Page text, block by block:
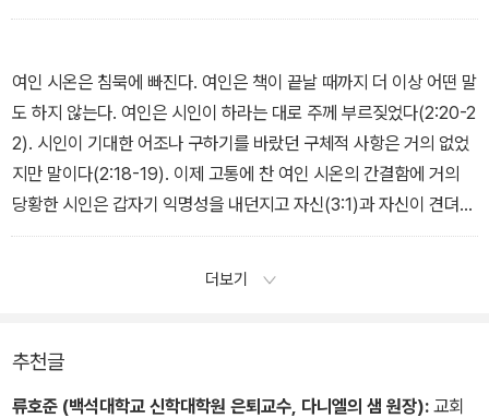
기울여 줄 누군가를 향한 그 여자의 호소에 응답한다.
는데, 그 모든 동사의 주어는 바로 하나님이다. ‘주님’이 거의 모든 문
흙먼지를 뒤집어쓴 채 “할 말을 잃[은]” 침묵밖에 남지 않는다(10
절).
_“2장 하나님께서 진노하신 날”에서
여인 시온은 침묵에 빠진다. 여인은 책이 끝날 때까지 더 이상 어떤 말
도 하지 않는다. 여인은 시인이 하라는 대로 주께 부르짖었다(2:20-2
2). 시인이 기대한 어조나 구하기를 바랐던 구체적 사항은 거의 없었
지만 말이다(2:18-19). 이제 고통에 찬 여인 시온의 간결함에 거의
당황한 시인은 갑자기 익명성을 내던지고 자신(3:1)과 자신이 견뎌
온 고뇌(1-18절)를 밝힌다. 그렇다고 익명성을 완전히 버린 것은 아
면 말이다. 그는 “지금부터는 내가 말하겠습니다”라고 하는 것 같다.
더보기
추천글
류호준 (백석대학교 신학대학원 은퇴교수, 다니엘의 샘 원장): 교회